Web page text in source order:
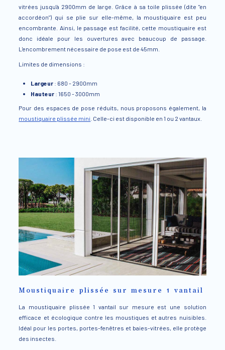
vitrées jusqu'à 2900mm de large. Grâce à sa toile plissée (dite "en
accordéon") qui se plie sur elle-même, la moustiquaire est peu
encombrante. Ainsi, le passage est facilité, cette moustiquaire est
donc idéale pour les ouvertures avec beaucoup de passage.
L'encombrement nécessaire de pose est de 45mm.
Limites de dimensions :
Largeur : 680 - 2900mm
Hauteur : 1650 - 3000mm
Pour des espaces de pose réduits, nous proposons également, la
moustiquaire plissée mini . Celle-ci est disponible en 1 ou 2 vantaux.
Moustiquaire plissée sur mesure 1 vantail
La moustiquaire plissée 1 vantail sur mesure est une solution
efficace et écologique contre les moustiques et autres nuisibles.
Idéal pour les portes, portes-fenêtres et baies-vitrées, elle protège
des insectes.